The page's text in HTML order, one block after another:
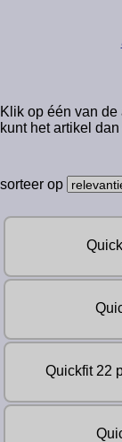
Klik op één van
kunt het artikel
sorteer op
Quickfit 22